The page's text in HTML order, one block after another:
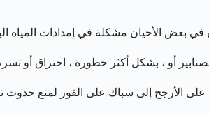
الأحيان مشكلة في إمدادات المياه
أو ، بشكل أكثر خطورة ، اختراق أو
على الأرجح إلى سباك على الفور لمنع